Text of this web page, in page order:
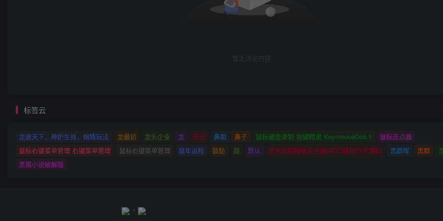
暂无评论内容
标签云
龙途天下，神炉生肖，熔铸玩法 龙最初 龙头企业 龙 齐全 鼻祖 鼻子 鼠标键盘录制 按键精灵 KeymouseGo5.1
鼠标连点器
鼠标右键菜单管理 右键菜单管理
鼠标右键菜单管理 鼠年运程 鼓励 鼓 默认 黑色炫酷网址安全跳转GO跳转PHP源码 黑群晖 黑群
黑猫小说破解版